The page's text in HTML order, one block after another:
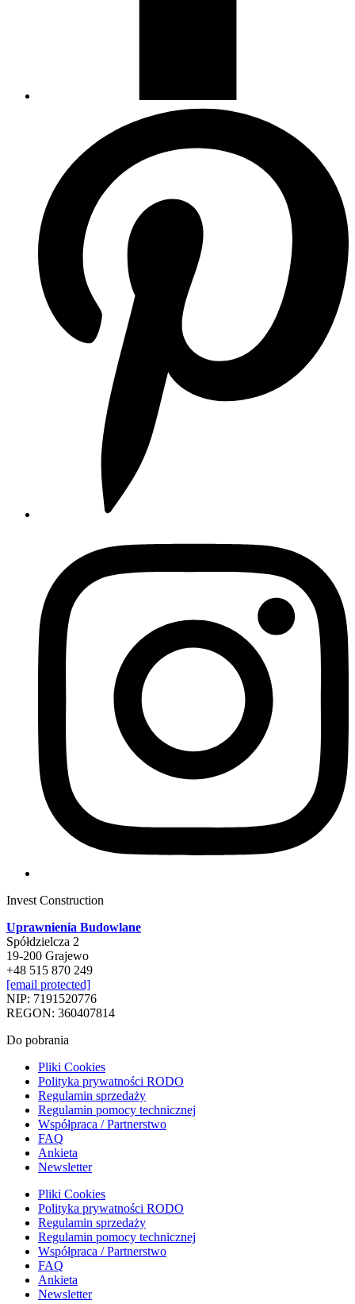
Invest Construction
Uprawnienia Budowlane
Spółdzielcza 2
19-200 Grajewo
+48 515 870 249
[email protected]
NIP: 7191520776
REGON: 360407814
Do pobrania
Pliki Cookies
Polityka prywatności RODO
Regulamin sprzedaży
Regulamin pomocy technicznej
Współpraca / Partnerstwo
FAQ
Ankieta
Newsletter
Pliki Cookies
Polityka prywatności RODO
Regulamin sprzedaży
Regulamin pomocy technicznej
Współpraca / Partnerstwo
FAQ
Ankieta
Newsletter